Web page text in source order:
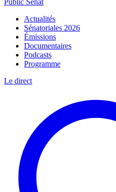
Public Sénat
Actualités
Sénatoriales 2026
Émissions
Documentaires
Podcasts
Programme
Le direct